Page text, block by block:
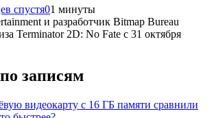
спустя01 минуты
и разработчик Bitmap Bureau
Terminator 2D: No Fate с 31 октября
записям
видеокарту с 16 ГБ памяти сравнили